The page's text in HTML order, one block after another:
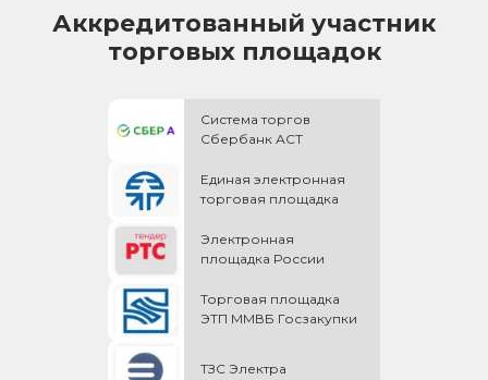
Аккредитованный участник
торговых площадок
Система торгов
Сбербанк АСТ
Единая электронная
торговая площадка
Электронная
площадка России
Торговая площадка
ЭТП ММВБ Госзакупки
ТЗС Электра